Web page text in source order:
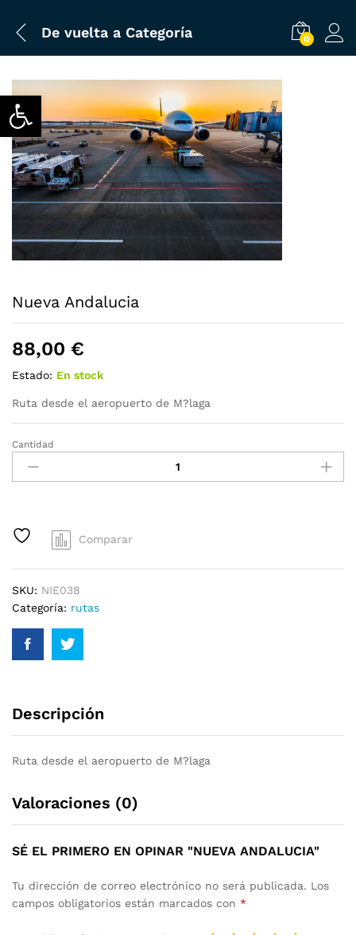
Abrir barra de herramientas
De vuelta a Categoría 0
Nueva Andalucia
88,00 €
Estado: En stock
Ruta desde el aeropuerto de M?laga
Cantidad
Comparar
SKU: NIE038
Categoría: rutas
Descripción
Ruta desde el aeropuerto de M?laga
Valoraciones (0)
SÉ EL PRIMERO EN OPINAR "NUEVA ANDALUCIA"
Tu dirección de correo electrónico no será publicada. Los
campos obligatorios están marcados con *